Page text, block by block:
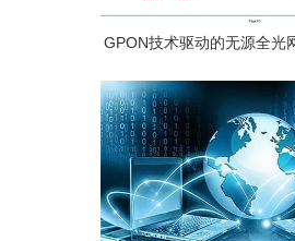
GPON技术驱动的无源全光